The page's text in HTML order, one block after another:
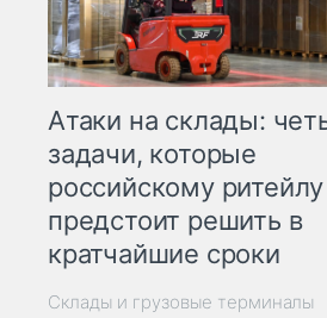
Атаки на склады:
задачи, которые
российскому ритейлу
предстоит решить в
кратчайшие сроки
Склады и грузовые терминалы